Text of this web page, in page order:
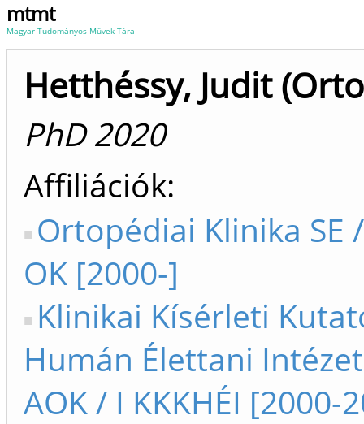
mtmt
Magyar Tudományos Művek Tára
Hetthéssy, Judit
PhD 2020
Affiliációk
Ortopédiai Klinika SE
OK [2000-]
Klinikai Kísérleti
Humán Élettani
AOK / I KKKHÉI [2000-